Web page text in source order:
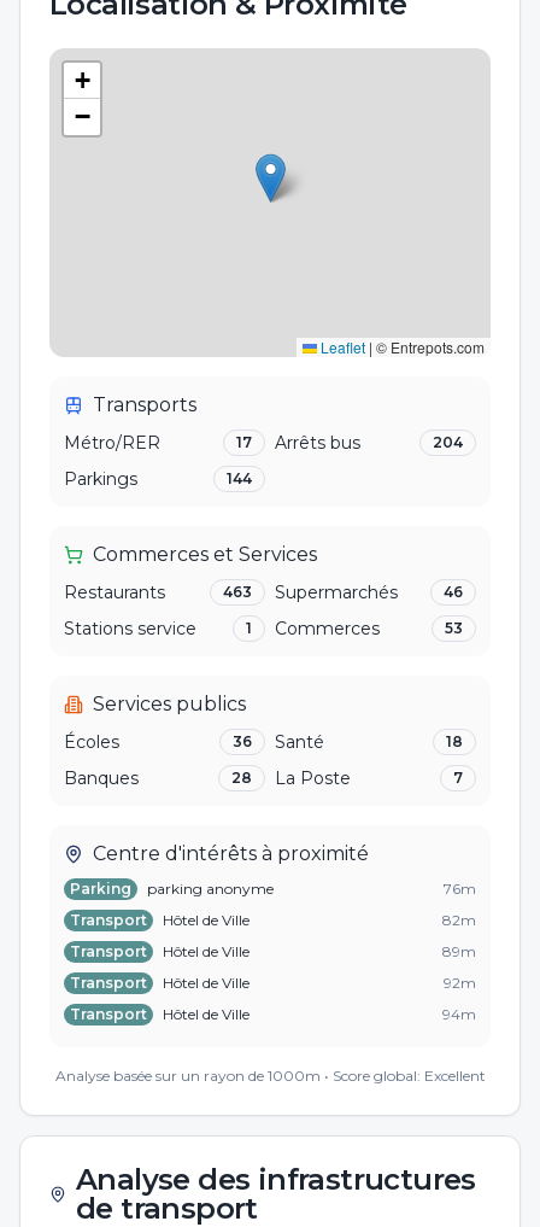
+
−
Leaflet | © Entrepots.com
Transports
Métro/RER 17 Arrêts bus 204
Parkings 144
Commerces et Services
Restaurants 463 Supermarchés 46
Stations service 1 Commerces 53
Services publics
Écoles 36 Santé 18
Banques 28 La Poste 7
Centre d'intérêts à proximité
Parking parking anonyme 76m
Transport
Hôtel de Ville 82m
Transport
Hôtel de Ville 89m
Transport
Hôtel de Ville 92m
Transport
Hôtel de Ville 94m
Analyse basée sur un rayon de 1000m • Score global: Excellent
Analyse des infrastructures
de transport